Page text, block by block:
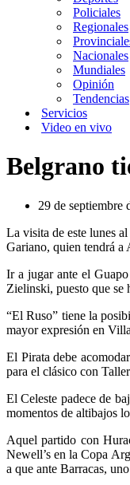
Policiales
Regionales
Nacionales
Mundiales
Opinión
Tendencias
Servicios
Video en vivo
Belgrano
29 de septiembre
La visita de este lunes
Gariano, quien tendrá
Ir a jugar ante el
Zielinski, puesto que se
“El Ruso” tiene la
mayor expresión en
El Pirata debe
para el clásico con
El Celeste padece de
momentos de altibajos
Aquel partido con
Newell’s en la Copa
a que ante Barracas,